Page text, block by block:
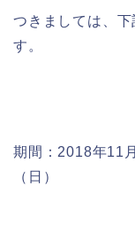
つきましては、
す。
期間：2018年11
（日）